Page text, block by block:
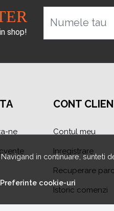
in continuare, sunteti
Preferinte cookie-uri
shop!
Numele tau
ne
CONT
Contul meu
Inregistrare
Recuperare
Istoric comenzi